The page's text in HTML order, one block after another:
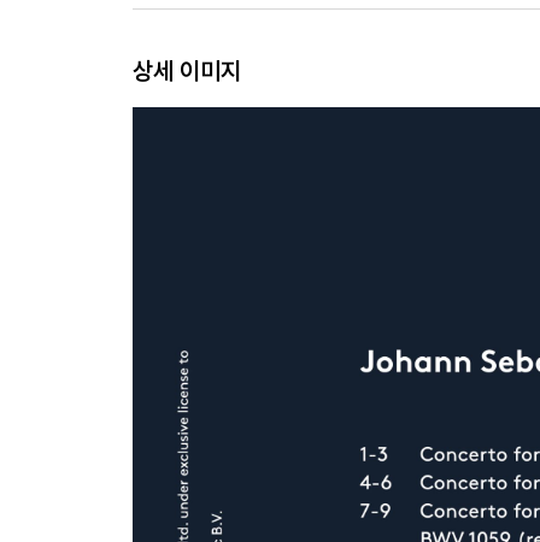
상세 이미지